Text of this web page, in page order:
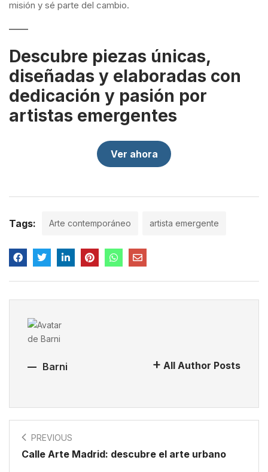
misión y sé parte del cambio.
Descubre piezas únicas,
diseñadas y elaboradas con
dedicación y pasión por
artistas emergentes
Ver ahora
Tags: Arte contemporáneo artista emergente
Barni All Author Posts
PREVIOUS
Calle Arte Madrid: descubre el arte urbano